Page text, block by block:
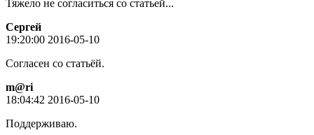
Тяжело не согласиться со статьей...
Сергей
19:20:00 2016-05-10
Согласен со статьёй.
m@ri
18:04:42 2016-05-10
Поддерживаю.